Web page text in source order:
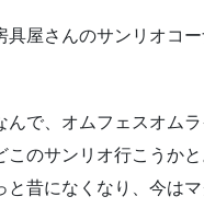
具屋さんのサンリオコ
んで、オムフェスオム
このサンリオ行こうか
昔になくなり、今は